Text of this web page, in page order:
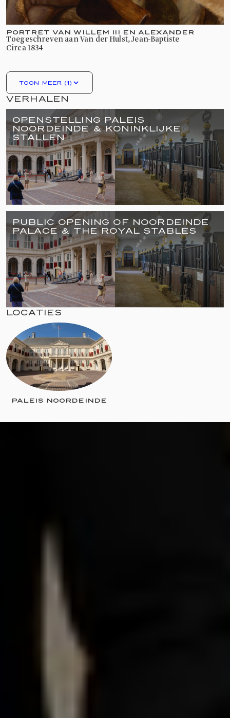
PORTRET VAN WILLEM III EN ALEXANDER
toegeschreven aan Van der Hulst, Jean-Baptiste
circa 1834
TOON MEER (1)
VERHALEN
OPENSTELLING PALEIS
NOORDEINDE & KONINKLIJKE
STALLEN
PUBLIC OPENING OF NOORDEINDE
PALACE & THE ROYAL STABLES
LOCATIES
PALEIS NOORDEINDE